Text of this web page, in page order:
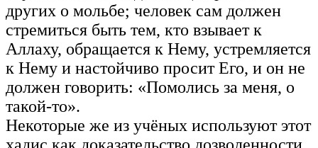
других о мольбе; человек сам должен
стремиться быть тем, кто взывает к
Аллаху, обращается к Нему, устремляется
к Нему и настойчиво просит Его, и он не
должен говорить: «Помолись за меня, о
такой-то».
Некоторые же из учёных используют этот
хадис как доказательство дозволенности